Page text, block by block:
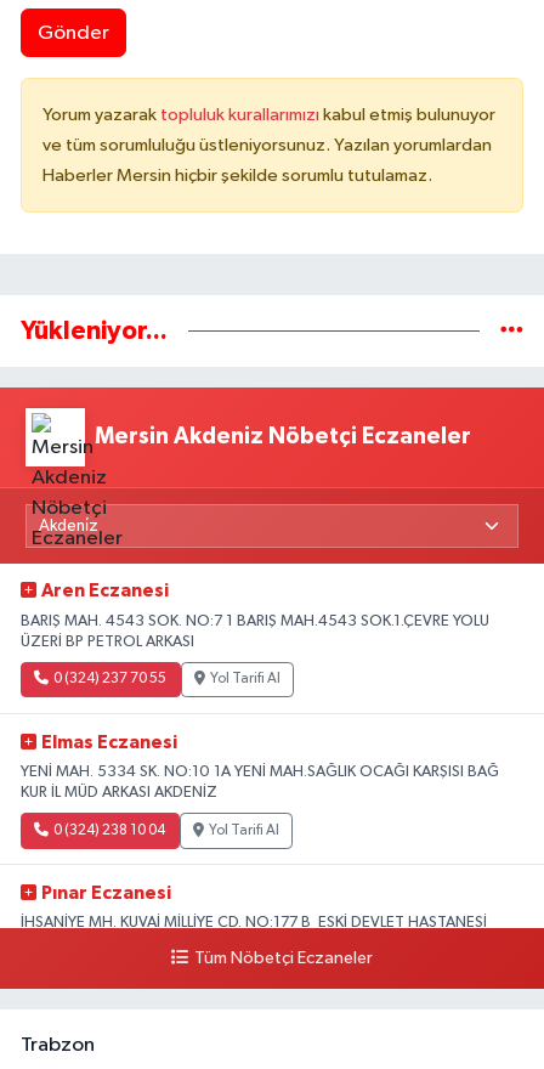
Gönder
Yorum yazarak topluluk kurallarımızı kabul etmiş bulunuyor
ve tüm sorumluluğu üstleniyorsunuz. Yazılan yorumlardan
Haberler Mersin hiçbir şekilde sorumlu tutulamaz.
Yükleniyor...
Mersin Akdeniz Nöbetçi Eczaneler
Aren Eczanesi
BARIŞ MAH. 4543 SOK. NO:7 1 BARIŞ MAH.4543 SOK.1.ÇEVRE YOLU
ÜZERİ BP PETROL ARKASI
0 (324) 237 70 55 Yol Tarifi Al
Elmas Eczanesi
YENİ MAH. 5334 SK. NO:10 1A YENİ MAH.SAĞLIK OCAĞI KARŞISI BAĞ
KUR İL MÜD ARKASI AKDENİZ
0 (324) 238 10 04 Yol Tarifi Al
Pınar Eczanesi
İHSANİYE MH. KUVAİ MİLLİYE CD. NO:177 B ESKİ DEVLET HASTANESİ
Tüm Nöbetçi Eczaneler
Trabzon